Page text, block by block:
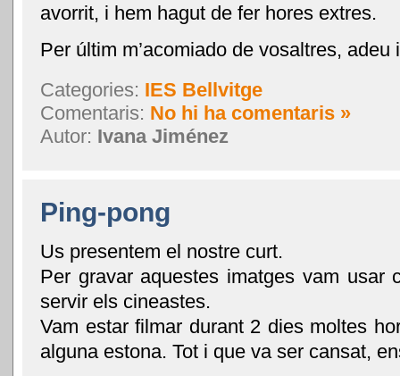
avorrit, i hem hagut de fer hores extres.
Per últim m’acomiado de vosaltres, adeu
Categories: IES Bellvitge
Comentaris: No hi ha comentaris »
Autor: Ivana Jiménez
Ping-pong
Us presentem el nostre curt.
Per gravar aquestes imatges vam usar
servir els cineastes.
Vam estar filmar durant 2 dies moltes
alguna estona. Tot i que va ser cansat,